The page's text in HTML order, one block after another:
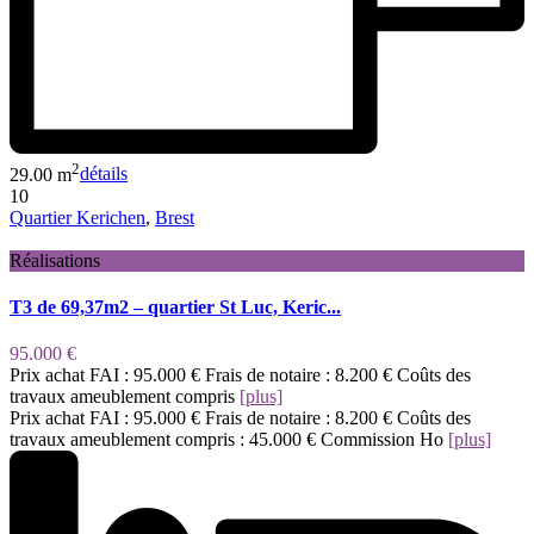
29.00 m2détails
10
Quartier Kerichen, Brest
Réalisations
T3 de 69,37m2 – quartier St Luc, Keric...
95.000 €
Prix achat FAI : 95.000 € Frais de notaire : 8.200 € Coûts des
travaux ameublement compris [plus]
Prix achat FAI : 95.000 € Frais de notaire : 8.200 € Coûts des
travaux ameublement compris : 45.000 € Commission Ho [plus]